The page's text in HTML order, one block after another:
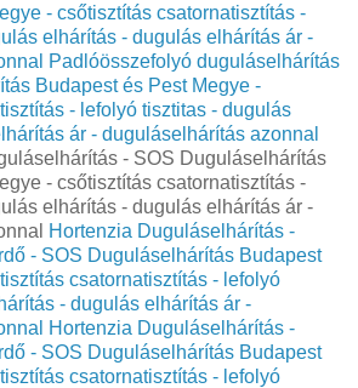
- csőtisztítás csatornatisztítás -
elhárítás - dugulás elhárítás ár -
Padlóösszefolyó duguláselhárítás
Budapest és Pest Megye -
- lefolyó tisztitas - dugulás
ár - duguláselhárítás azonnal
- SOS Duguláselhárítás
- csőtisztítás csatornatisztítás -
elhárítás - dugulás elhárítás ár -
Hortenzia Duguláselhárítás -
- SOS Duguláselhárítás Budapest
csatornatisztítás - lefolyó
- dugulás elhárítás ár -
Hortenzia Duguláselhárítás -
- SOS Duguláselhárítás Budapest
csatornatisztítás - lefolyó